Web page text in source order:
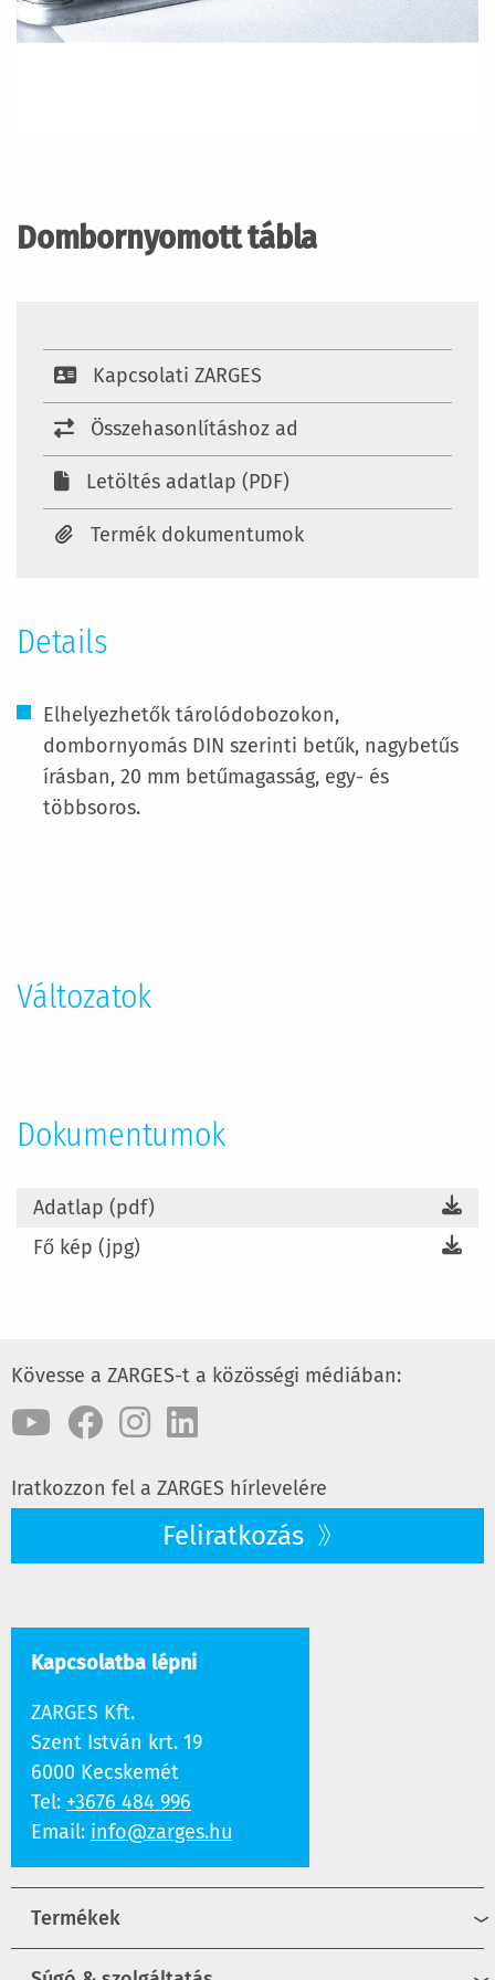
Dombornyomott tábla
Kapcsolati ZARGES
Összehasonlításhoz ad
Letöltés adatlap (PDF)
Termék dokumentumok
elejére
Details
Elhelyezhetők tárolódobozokon,
dombornyomás DIN szerinti betűk, nagybetűs
írásban, 20 mm betűmagasság, egy- és
többsoros.
Változatok
Dokumentumok
Adatlap (pdf)
Fő kép (jpg)
Kövesse a ZARGES-t a közösségi médiában:
Iratkozzon fel a ZARGES hírlevelére
Feliratkozás
Kapcsolatba lépni
ZARGES Kft.
Szent István krt. 19
6000 Kecskemét
Tel: +3676 484 996
Email: info@zarges.hu
Termékek